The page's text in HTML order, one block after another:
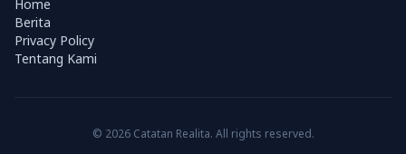
Home
Berita
Privacy Policy
Tentang Kami
© 2026 Catatan Realita. All rights reserved.